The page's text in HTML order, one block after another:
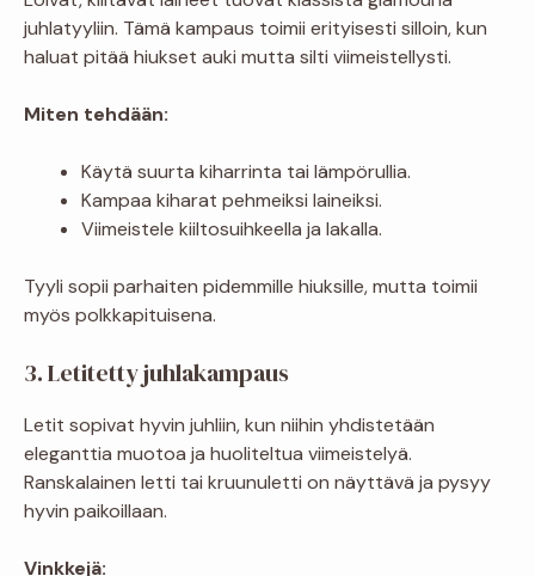
juhlatyyliin. Tämä kampaus toimii erityisesti silloin, kun
haluat pitää hiukset auki mutta silti viimeistellysti.
Miten tehdään:
Käytä suurta kiharrinta tai lämpörullia.
Kampaa kiharat pehmeiksi laineiksi.
Viimeistele kiiltosuihkeella ja lakalla.
Tyyli sopii parhaiten pidemmille hiuksille, mutta toimii
myös polkkapituisena.
3. Letitetty juhlakampaus
Letit sopivat hyvin juhliin, kun niihin yhdistetään
eleganttia muotoa ja huoliteltua viimeistelyä.
Ranskalainen letti tai kruunuletti on näyttävä ja pysyy
hyvin paikoillaan.
Vinkkejä: